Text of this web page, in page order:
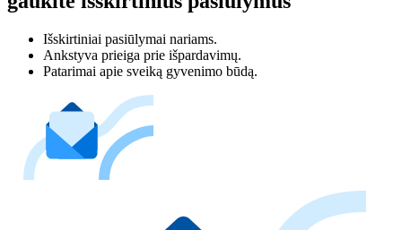
Išskirtiniai pasiūlymai nariams.
Ankstyva prieiga prie išpardavimų.
Patarimai apie sveiką gyvenimo būdą.